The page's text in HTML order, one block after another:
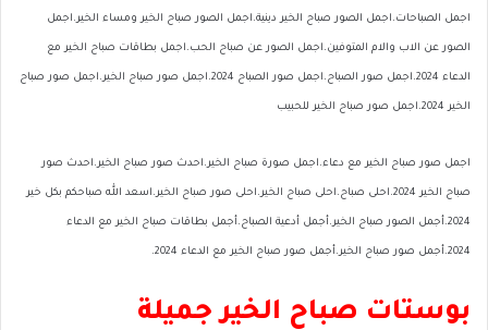
اجمل الصباحات.اجمل الصور صباح الخير دينية.اجمل الصور صباح الخير ومساء الخير.اجمل
الصور عن الاب والام المتوفين.اجمل الصور عن صباح الحب.اجمل بطاقات صباح الخير مع
الدعاء 2024.اجمل صور الصباح.اجمل صور الصباح 2024.اجمل صور صباح الخير.اجمل صور صباح
الخير 2024.اجمل صور صباح الخير للحبيب
اجمل صور صباح الخير مع دعاء.اجمل صورة صباح الخير.احدث صور صباح الخير.احدث صور
صباح الخير 2024.احلى صباح.احلى صباح الخير.احلى صور صباح الخير.اسعد الله صباحكم بكل خير
2024.أجمل الصور صباح الخير.أجمل أدعية الصباح.أجمل بطاقات صباح الخير مع الدعاء
2024.أجمل صور صباح الخير.أجمل صور صباح الخير مع الدعاء 2024.
بوستات صباح الخير جميلة